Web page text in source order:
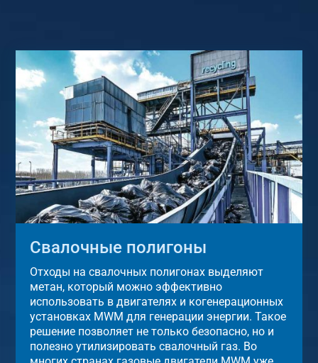
Свалочные полигоны
Отходы на свалочных полигонах выделяют
метан, который можно эффективно
использовать в двигателях и когенерационных
установках MWM для генерации энергии. Такое
решение позволяет не только безопасно, но и
полезно утилизировать свалочный газ. Во